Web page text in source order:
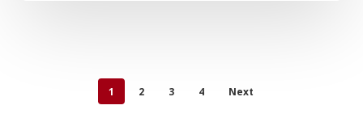
1 2 3 4 Next